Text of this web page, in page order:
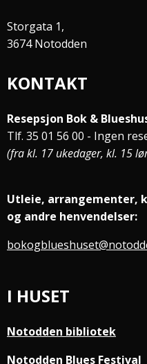
Storgata 1,
3674 Notodden
KONTAKT
Resepsjon Bok &
Tlf. 35 01 56 00 - Ingen
(fra kl. 17 ukedager, kl. 15
Utleie, arrangementer,
og andre henvendelser:
I HUSET
Notodden bibliotek
Notodden Blues Festival